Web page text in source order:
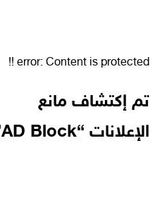
error: Content is protected !!
تم إكتشاف مانع
الإعلانات “AD Block”